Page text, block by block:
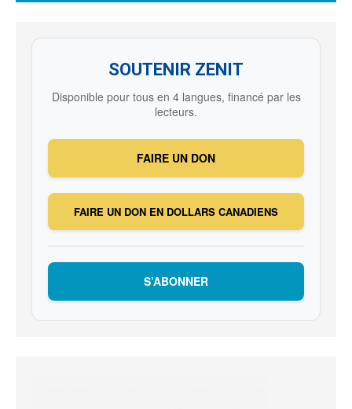
SOUTENIR ZENIT
Disponible pour tous en 4 langues, financé par les
lecteurs.
FAIRE UN DON
FAIRE UN DON EN DOLLARS CANADIENS
S’ABONNER